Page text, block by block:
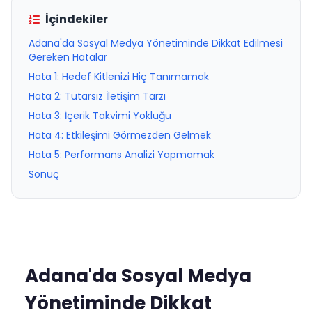
İçindekiler
Adana'da Sosyal Medya Yönetiminde Dikkat Edilmesi
Gereken Hatalar
Hata 1: Hedef Kitlenizi Hiç Tanımamak
Hata 2: Tutarsız İletişim Tarzı
Hata 3: İçerik Takvimi Yokluğu
Hata 4: Etkileşimi Görmezden Gelmek
Hata 5: Performans Analizi Yapmamak
Sonuç
Adana'da Sosyal Medya
Yönetiminde Dikkat